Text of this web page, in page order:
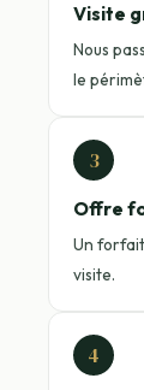
Visite
Nous
le
3
Offre
Un
visite.
4